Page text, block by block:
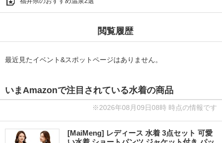
閲覧履歴
最近見たイベント&スポットページはありません。
いまAmazonで注目されている水着の商品
※2026年08月09日08時 時点の情報です
[MaiMeng] レディース 水着 3点セット 可愛